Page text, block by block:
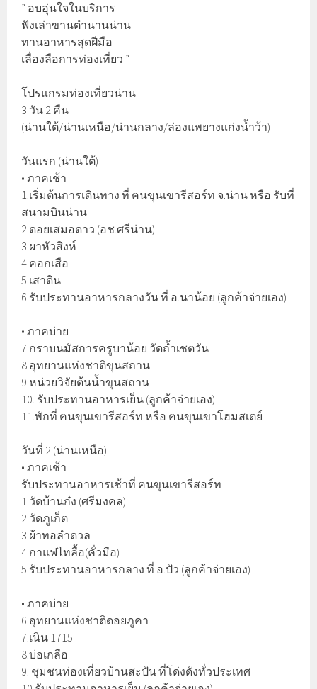
” อบอุ่นใจในบริการ
ฟังเล่าขานตำนานน่าน
ทานอาหารสุดฝีมือ
เลื่องลือการท่องเที่ยว ”
โปรแกรมท่องเที่ยวน่าน
3 วัน 2 คืน
(น่านใต้/น่านเหนือ/น่านกลาง/ล่องแพยางแก่งน้ำว้า)
วันแรก (น่านใต้)
• ภาคเช้า
1.เริ่มต้นการเดินทาง ที่ ฅนขุนเขารีสอร์ท จ.น่าน หรือ รับที่
สนามบินน่าน
2.ดอยเสมอดาว (อช.ศรีน่าน)
3.ผาหัวสิงห์
4.คอกเสือ
5.เสาดิน
6.รับประทานอาหารกลางวัน ที่ อ.นาน้อย (ลูกค้าจ่ายเอง)
• ภาคบ่าย
7.กราบนมัสการครูบาน้อย วัดถ้ำเชตวัน
8.อุทยานแห่งชาติขุนสถาน
9.หน่วยวิจัยต้นน้ำขุนสถาน
10. รับประทานอาหารเย็น (ลูกค้าจ่ายเอง)
11.พักที่ ฅนขุนเขารีสอร์ท หรือ ฅนขุนเขาโฮมสเตย์
วันที่ 2 (น่านเหนือ)
• ภาคเช้า
รับประทานอาหารเช้าที่ ฅนขุนเขารีสอร์ท
1.วัดบ้านก๋ง (ศรีมงคล)
2.วัดภูเก็ต
3.ผ้าทอลำดวล
4.กาแฟไทลื้อ(คั่วมือ)
5.รับประทานอาหารกลาง ที่ อ.ปัว (ลูกค้าจ่ายเอง)
• ภาคบ่าย
6.อุทยานแห่งชาติดอยภูคา
7.เนิน 1715
8.บ่อเกลือ
9. ชุมชนท่องเที่ยวบ้านสะปัน ที่โด่งดังทั่วประเทศ